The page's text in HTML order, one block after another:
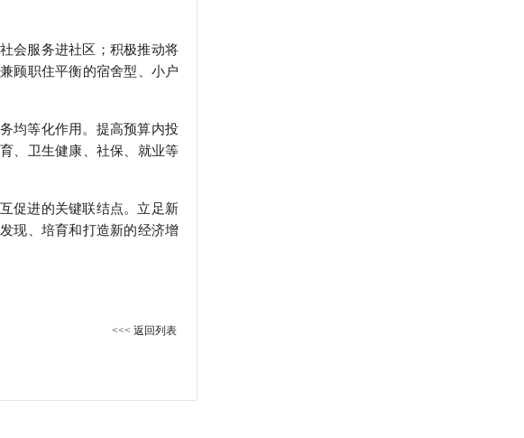
会服务进社区；积极推动将
顾职住平衡的宿舍型、小户
均等化作用。提高预算内投
、卫生健康、社保、就业等
促进的关键联结点。立足新
现、培育和打造新的经济增
<<< 返回列表